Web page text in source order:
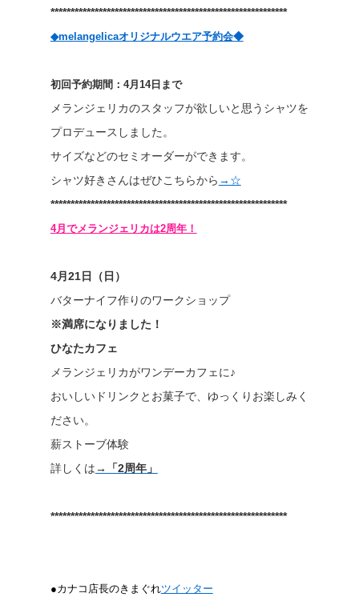
***********************************************************
◆melangelicaオリジナルウエア予約会◆
初回予約期間：4月14日まで
メランジェリカのスタッフが欲しいと思うシャツを
プロデュースしました。
サイズなどのセミオーダーができます。
シャツ好きさんはぜひこちらから →☆
***********************************************************
4月でメランジェリカは2周年！
4月21日（日）
バターナイフ作りのワークショップ
※満席になりました！
ひなたカフェ
メランジェリカがワンデーカフェに♪
おいしいドリンクとお菓子で、ゆっくりお楽しみく
ださい。
薪ストーブ体験
詳しくは→「2周年」
***********************************************************
●カナコ店長のきまぐれツイッター